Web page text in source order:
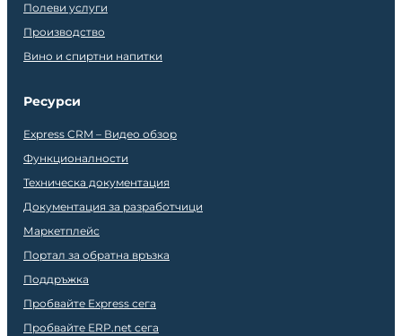
Полеви услуги
Производство
Вино и спиртни напитки
Ресурси
Express CRM – Видео обзор
Функционалности
Техническа документация
Документация за разработчици
Маркетплейс
Портал за обратна връзка
Поддръжка
Пробвайте Express сега
Пробвайте ERP.net сега